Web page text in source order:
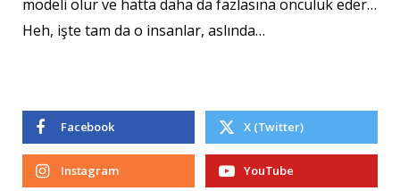
modeli olur ve hatta daha da fazlasına öncülük eder…
Heh, işte tam da o insanlar, aslında…
Facebook X (Twitter)
Instagram YouTube